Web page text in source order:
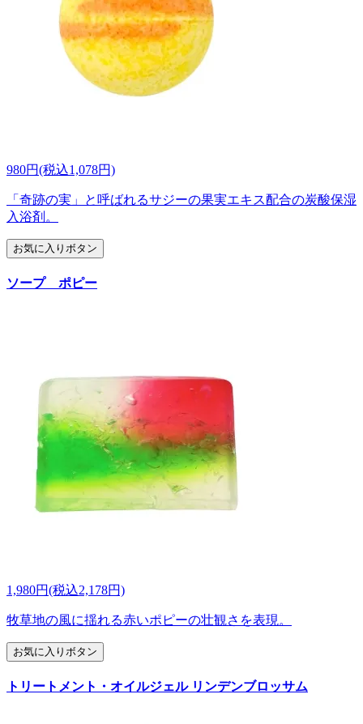
980円(税込1,078円)
「奇跡の実」と呼ばれるサジーの果実エキス配合の炭酸保湿
入浴剤。
お気に入りボタン
ソープ ポピー
1,980円(税込2,178円)
牧草地の風に揺れる赤いポピーの壮観さを表現。
お気に入りボタン
トリートメント・オイルジェル リンデンブロッサム